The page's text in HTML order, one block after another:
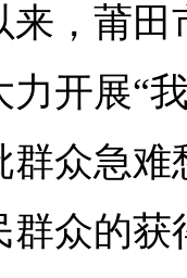
来，莆
开展“
群众急
群众的